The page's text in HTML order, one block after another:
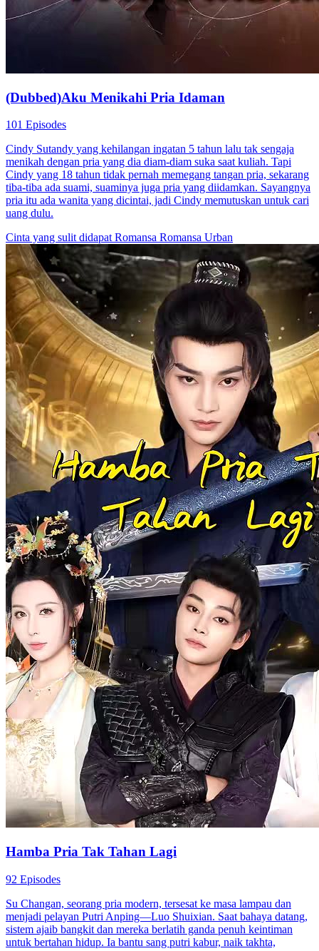
(Dubbed)Aku Menikahi Pria Idaman
101 Episodes
Cindy Sutandy yang kehilangan ingatan 5 tahun lalu tak sengaja
menikah dengan pria yang dia diam-diam suka saat kuliah. Tapi
Cindy yang 18 tahun tidak pernah memegang tangan pria, sekarang
tiba-tiba ada suami, suaminya juga pria yang diidamkan. Sayangnya
pria itu ada wanita yang dicintai, jadi Cindy memutuskan untuk cari
uang dulu.
Cinta yang sulit didapat Romansa Romansa Urban
Hamba Pria Tak Tahan Lagi
92 Episodes
Su Changan, seorang pria modern, tersesat ke masa lampau dan
menjadi pelayan Putri Anping—Luo Shuixian. Saat bahaya datang,
sistem ajaib bangkit dan mereka berlatih ganda penuh keintiman
untuk bertahan hidup. Ia bantu sang putri kabur, naik takhta,